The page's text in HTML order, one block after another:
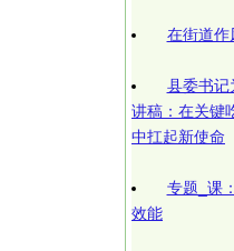
在街道作
县委书记
讲稿：在关键
中扛起新使命
专题_课
效能